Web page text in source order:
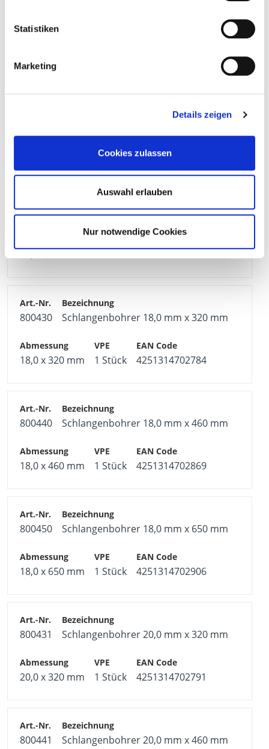
Statistiken
Marketing
Details zeigen
Cookies zulassen
Auswahl erlauben
Nur notwendige Cookies
1 Stück 4251314702852
800449 Schlangenbohrer 16,0 mm x 650 mm
800430 Schlangenbohrer 18,0 mm x 320 mm
18,0 x 320 mm 1 Stück 4251314702784
800440 Schlangenbohrer 18,0 mm x 460 mm
18,0 x 460 mm 1 Stück 4251314702869
800450 Schlangenbohrer 18,0 mm x 650 mm
18,0 x 650 mm 1 Stück 4251314702906
800431 Schlangenbohrer 20,0 mm x 320 mm
20,0 x 320 mm 1 Stück 4251314702791
800441 Schlangenbohrer 20,0 mm x 460 mm